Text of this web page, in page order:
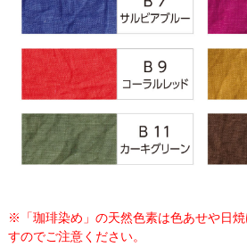
※「珈琲染め」の天然色素は色あせや日
すのでご注意ください。